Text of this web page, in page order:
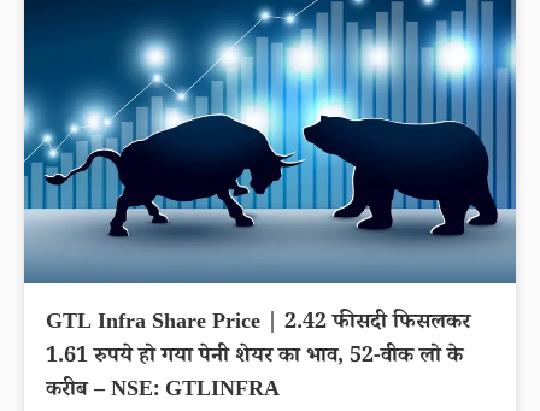
GTL Infra Share Price | 2.42 फीसदी फिसलकर
1.61 रुपये हो गया पेनी शेयर का भाव, 52-वीक लो के
करीब – NSE: GTLINFRA